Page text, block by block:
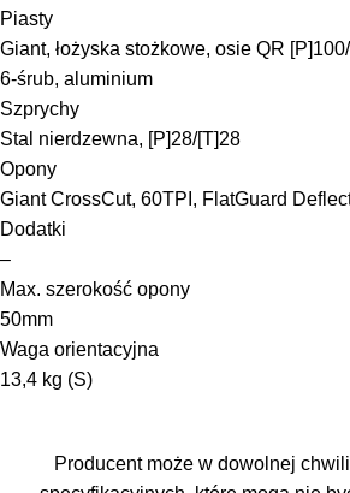
Piasty
Giant, łożyska stożkowe, osie QR
6-śrub, aluminium
Szprychy
Stal nierdzewna, [P]28/[T]28
Opony
Giant CrossCut, 60TPI, FlatGuard
Dodatki
–
Max. szerokość opony
50mm
Waga orientacyjna
13,4 kg (S)
Producent może w dowolnej